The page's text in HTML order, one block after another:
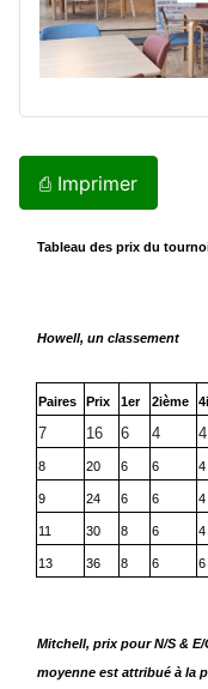
⎙ Imprimer
Tableau des prix du
Howell, un classement
Paires Prix 1er 2ième
7 16 6 4 4
8 20 6 6 4
9 24 6 6 4
11 30 8 6 4
13 36 8 6 6
Mitchell, prix pour N/S &
moyenne est attribué à la